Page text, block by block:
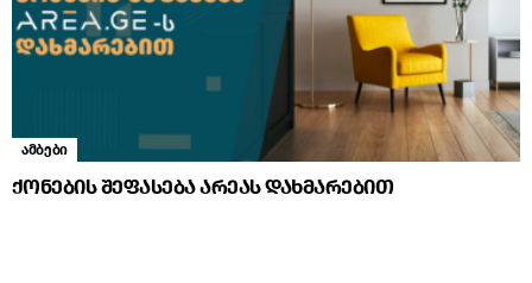
ამბები
ქონების შეფასება არეას დახმარებით